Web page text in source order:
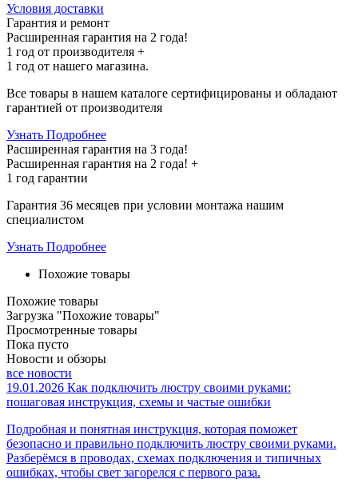
Условия доставки
Гарантия и ремонт
Расширенная гарантия на 2 года!
1 год от производителя +
1 год от нашего магазина.
Все товары в нашем каталоге сертифицированы и обладают
гарантией от производителя
Узнать Подробнее
Расширенная гарантия на 3 года!
Расширенная гарантия на 2 года! +
1 год гарантии
Гарантия 36 месяцев при условии монтажа нашим
специалистом
Узнать Подробнее
Похожие товары
Похожие товары
Загрузка "Похожие товары"
Просмотренные товары
Пока пусто
Новости и обзоры
все новости
19.01.2026 Как подключить люстру своими руками:
пошаговая инструкция, схемы и частые ошибки
Подробная и понятная инструкция, которая поможет
безопасно и правильно подключить люстру своими руками.
Разберёмся в проводах, схемах подключения и типичных
ошибках, чтобы свет загорелся с первого раза.